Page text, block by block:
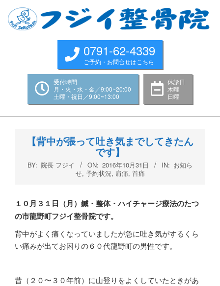
content
0791-62-4339
ご予約・お問合せはこちら
受付時間
月・火・水・金／9:00~20:00
土曜・祝日／9:00~13:00
休診日
木曜
日曜
【背中が張って吐き気までしてきたん
です】
BY: 院長 フジイ ON: 2016年10月31日 IN: お知ら
せ, 予約状況, 肩痛, 首痛
１０月３１日（月）鍼・整体・ハイチャージ療法のたつ
の市龍野町フジイ整骨院です。
背中がよく痛くなっていましたが急に吐き気がするくら
い痛みが出てお困りの６０代龍野町の男性です。
昔（２０〜３０年前）に山登りをよくしていたときがあ